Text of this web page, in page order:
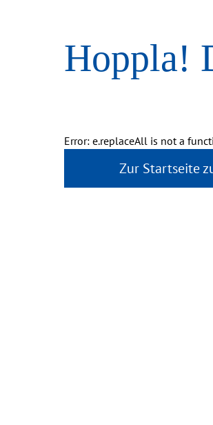
Hoppla!
Error: e.replaceAll is not a
Zur Startseite